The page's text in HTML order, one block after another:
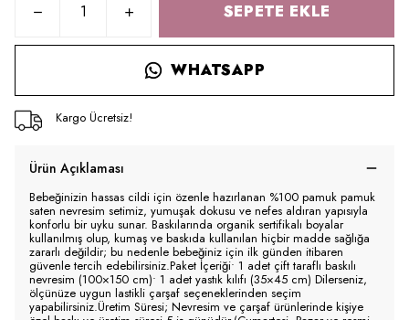
SEPETE EKLE
WHATSAPP
Kargo Ücretsiz!
Ürün Açıklaması
Bebeğinizin hassas cildi için özenle hazırlanan %100 pamuk pamuk
saten nevresim setimiz, yumuşak dokusu ve nefes aldıran yapısıyla
konforlu bir uyku sunar. Baskılarında organik sertifikalı boyalar
kullanılmış olup, kumaş ve baskıda kullanılan hiçbir madde sağlığa
zararlı değildir; bu nedenle bebeğiniz için ilk günden itibaren
güvenle tercih edebilirsiniz.Paket İçeriği• 1 adet çift taraflı baskılı
nevresim (100×150 cm)• 1 adet yastık kılıfı (35×45 cm) Dilerseniz,
ölçünüze uygun lastikli çarşaf seçeneklerinden seçim
yapabilirsiniz.Üretim Süresi; Nevresim ve çarşaf ürünlerinde kişiye